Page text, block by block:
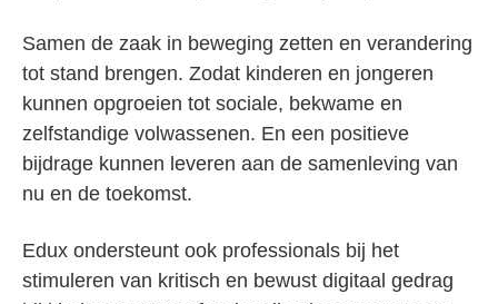
Samen de zaak in beweging zetten en verandering
tot stand brengen. Zodat kinderen en jongeren
kunnen opgroeien tot sociale, bekwame en
zelfstandige volwassenen. En een positieve
bijdrage kunnen leveren aan de samenleving van
nu en de toekomst.
Edux ondersteunt ook professionals bij het
stimuleren van kritisch en bewust digitaal gedrag